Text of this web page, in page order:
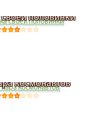
своей половинки
космонавтов